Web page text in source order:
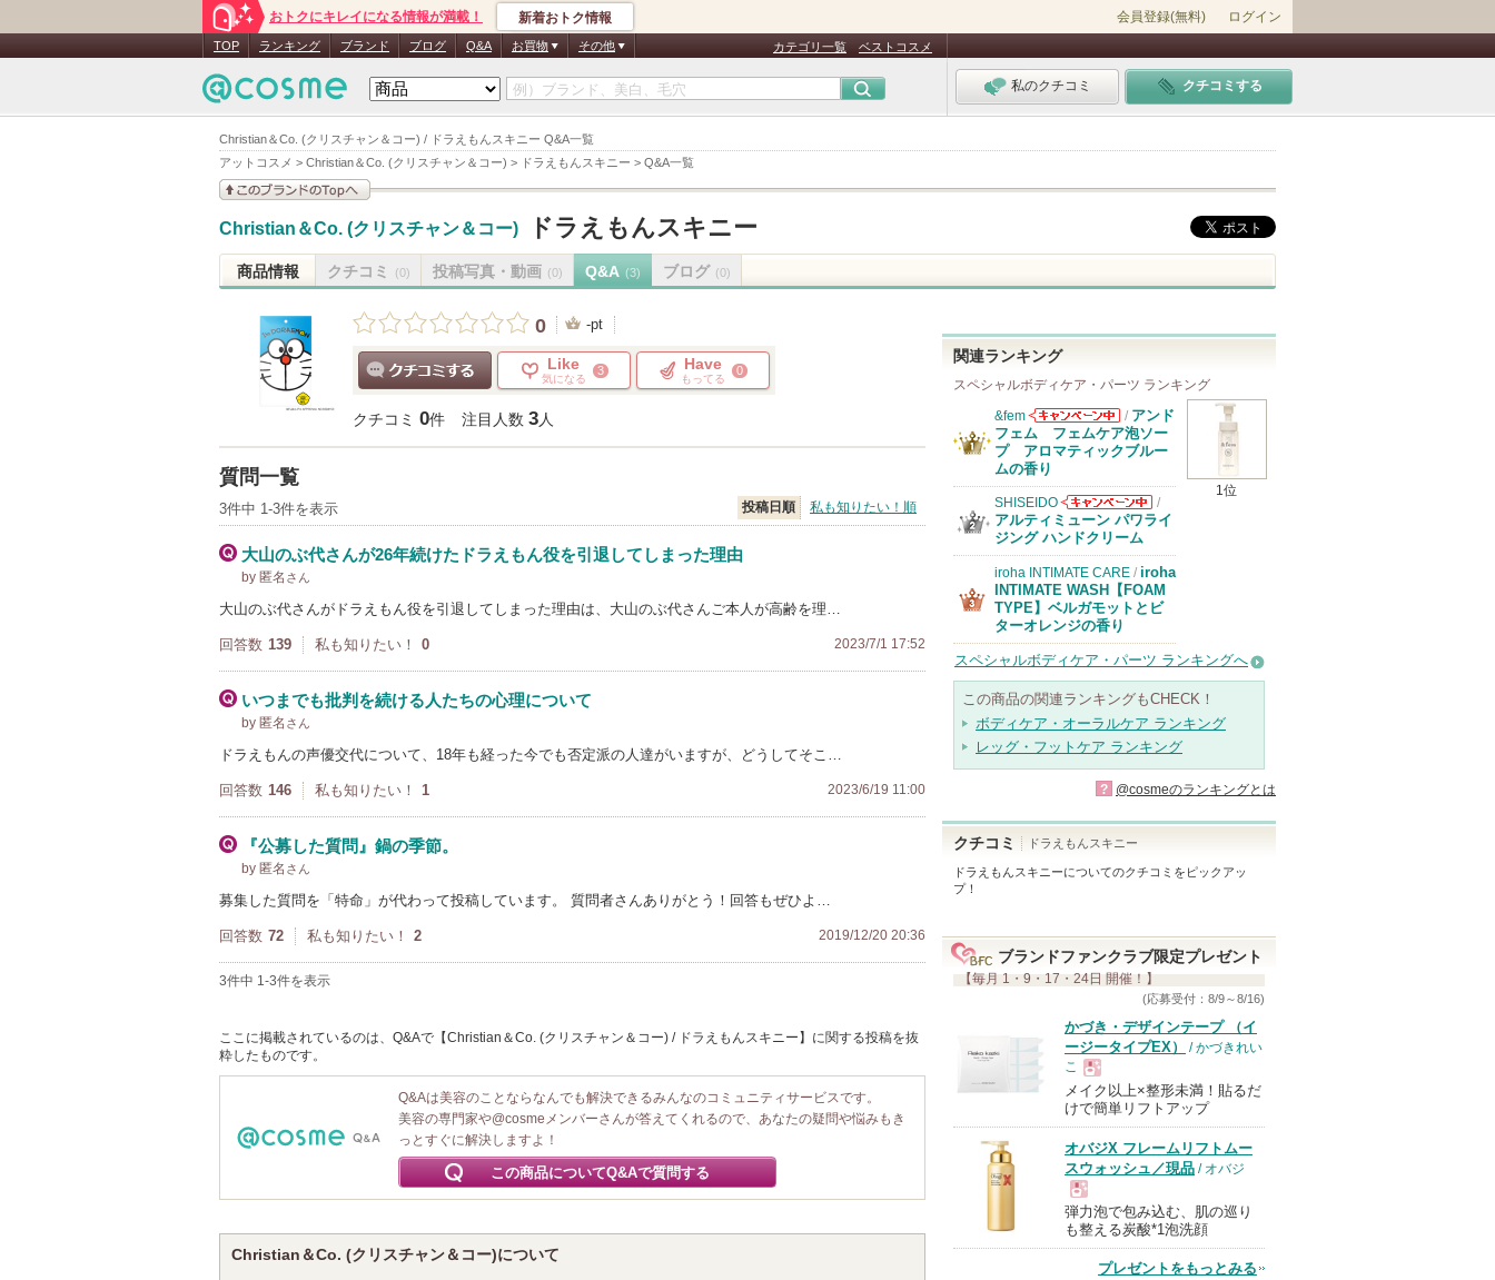
Christian＆Co. (クリスチャン＆コー) / ドラえもんスキニー Q&A一覧
アットコスメ > Christian＆Co. (クリスチャン＆コー) > ドラえもんスキニー > Q&A一覧
おトクにキレイになる情報が満載！ 新着おトク情報 会員登録(無料) ログイン
TOP ランキング ブランド ブログ Q&A お買物 その他 カテゴリ一覧 ベストコスメ
私のクチコミ クチコミする
Christian＆Co. (クリスチャン＆コー) ドラえもんスキニー
商品情報 クチコミ (0) 投稿写真・動画 (0) Q&A (3) ブログ (0)
0 -pt
Like
気になる
3 Have
もってる
0
クチコミ 0件 注目人数 3人
質問一覧
3件中 1-3件を表示 投稿日順 私も知りたい！順
大山のぶ代さんが26年続けたドラえもん役を引退してしまった理由
by 匿名 さん
大山のぶ代さんがドラえもん役を引退してしまった理由は、大山のぶ代さんご本人が高齢を理…
回答数 139 私も知りたい！ 0 2023/7/1 17:52
いつまでも批判を続ける人たちの心理について
by 匿名 さん
ドラえもんの声優交代について、18年も経った今でも否定派の人達がいますが、どうしてそこ…
回答数 146 私も知りたい！ 1 2023/6/19 11:00
『公募した質問』鍋の季節。
by 匿名 さん
募集した質問を「特命」が代わって投稿しています。 質問者さんありがとう！回答もぜひよ…
回答数 72 私も知りたい！ 2 2019/12/20 20:36
3件中 1-3件を表示
ここに掲載されているのは、Q&Aで【Christian＆Co. (クリスチャン＆コー) / ドラえもんスキニー】に関する投稿を抜
粋したものです。
Q&Aは美容のことならなんでも解決できるみんなのコミュニティサービスです。
美容の専門家や@cosmeメンバーさんが答えてくれるので、あなたの疑問や悩みもき
っとすぐに解決しますよ！
この商品についてQ&Aで質問する
Christian＆Co. (クリスチャン＆コー)について
関連ランキング
スペシャルボディケア・パーツ ランキング
1位
&fem
&femからのお
知らせがありま
す
/ アンド
フェム フェムケア泡ソー
プ アロマティックブルー
ムの香り
SHISEIDO
SHISEIDOから
のお知らせがあ
/
アルティミューン パワライ
ジング ハンドクリーム
iroha INTIMATE CARE / iroha
INTIMATE WASH【FOAM
TYPE】ベルガモットとビ
ターオレンジの香り
スペシャルボディケア・パーツ ランキングへ
この商品の関連ランキングもCHECK！
ボディケア・オーラルケア ランキング
レッグ・フットケア ランキング
? @cosmeのランキングとは
クチコミ ドラえもんスキニー
ドラえもんスキニーについてのクチコミをピックアッ
プ！
ブランドファンクラブ限定プレゼント
【毎月 1・9・17・24日 開催！】
(応募受付：8/9～8/16)
かづき・デザインテープ （イ
ージータイプEX）
/ かづきれい
こ
現
品
メイク以上×整形未満！貼るだ
けで簡単リフトアップ
オバジX フレームリフトムー
スウォッシュ／現品 / オバジ
現
弾力泡で包み込む、肌の巡り
も整える炭酸*1泡洗顔
プレゼントをもっとみる